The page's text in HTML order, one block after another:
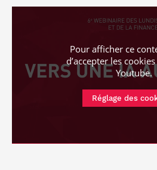
Pour afficher ce
d’accepter les cookies
Youtube.
Réglage des